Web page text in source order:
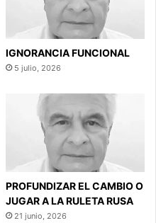
IGNORANCIA FUNCIONAL
5 julio, 2026
PROFUNDIZAR EL CAMBIO O
JUGAR A LA RULETA RUSA
21 junio, 2026